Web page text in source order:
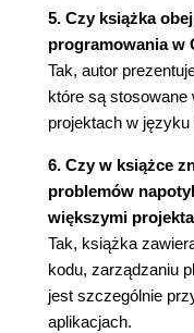
Specjalne
Skutki
5. Czy książka
programowania w
Tak, autor
które są
projektach w języku
6. Czy w książce
problemów
większymi
Tak, książka
kodu, zarządzaniu
jest szczególnie
aplikacjach.